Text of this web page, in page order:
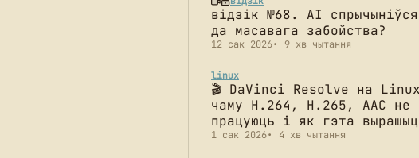
відзік №68. AI спрычыніўся
да масавага забойства?
12 сак 2026 9 хв чытання
linux
🎬 DaVinci Resolve на
чаму H.264, H.265, AAC не
працуюць і як гэта
1 сак 2026 4 хв чытання